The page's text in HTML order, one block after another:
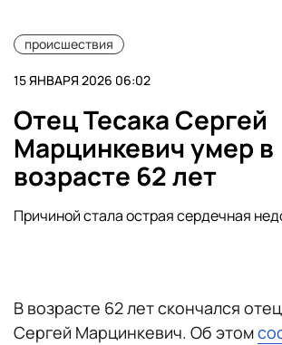
происшествия
15 ЯНВАРЯ 2026 06:02
Отец Тесака Сергей
Марцинкевич умер в
возрасте 62 лет
Причиной стала острая сердечная
В возрасте 62 лет скончался
Сергей Марцинкевич. Об этом